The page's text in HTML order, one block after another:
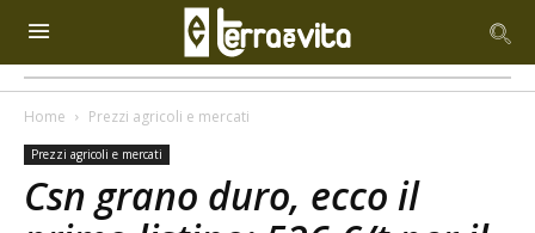
Home Prezzi agricoli e mercati
Prezzi agricoli e mercati
Csn grano duro, ecco il